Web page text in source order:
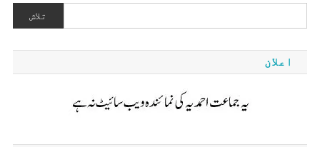
تلاش
اعلان